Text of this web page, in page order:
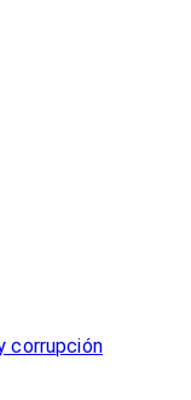
corrupción